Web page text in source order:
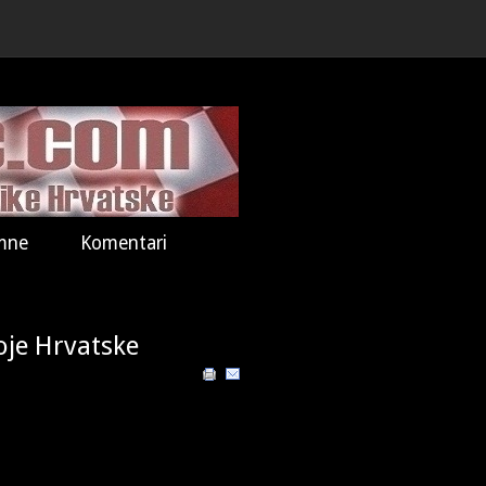
Komentari
Hrvatske